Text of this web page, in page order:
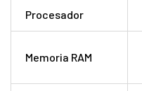
Procesador
Memoria RAM